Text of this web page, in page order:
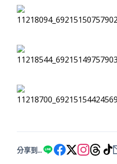
分享到...